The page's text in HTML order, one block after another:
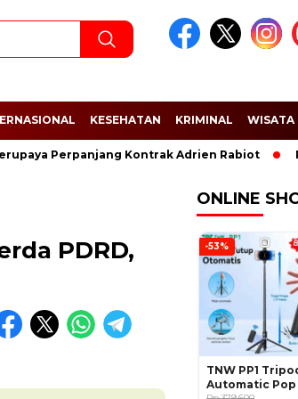
KESEHATAN KRIMINAL WISATA
Perpanjang Kontrak Adrien Rabiot Polri
PDRD,
ONLINE
-53%
TNW PP1
Automatic Pop